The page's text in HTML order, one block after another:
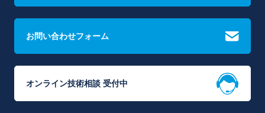
お問い合わせフォーム
オンライン技術相談 受付中